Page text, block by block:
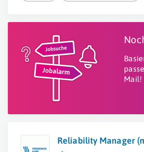
Mail!
Reliability Manager